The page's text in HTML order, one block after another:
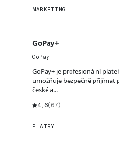
MARKETING
GoPay+
GoPay
GoPay+ je profesionální
umožňuje bezpečně přijímat
české a...
4,6(67)
PLATBY